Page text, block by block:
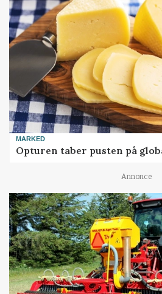
MARKED
Opturen taber pusten på
Annonce